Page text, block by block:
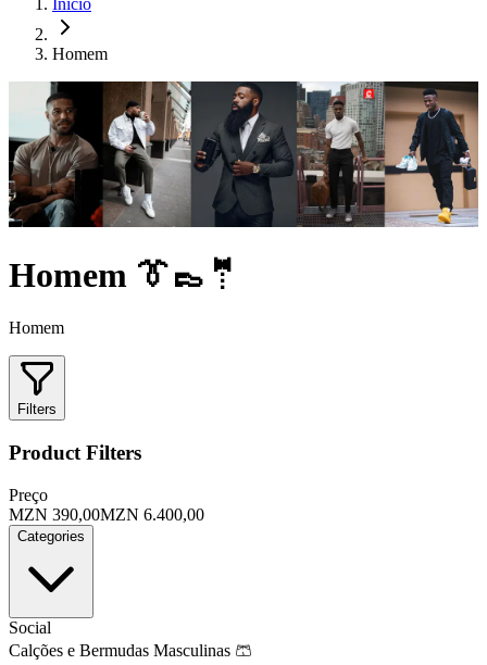
Início
Homem
Homem 👔👞🤵
Homem
Filters
Product Filters
Preço
MZN 390,00MZN 6.400,00
Categories
Social
Calções e Bermudas Masculinas 🩳